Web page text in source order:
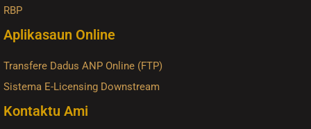
RBP
Aplikasaun Online
Transfere Dadus ANP Online (FTP)
Sistema E-Licensing Downstream
Kontaktu Ami